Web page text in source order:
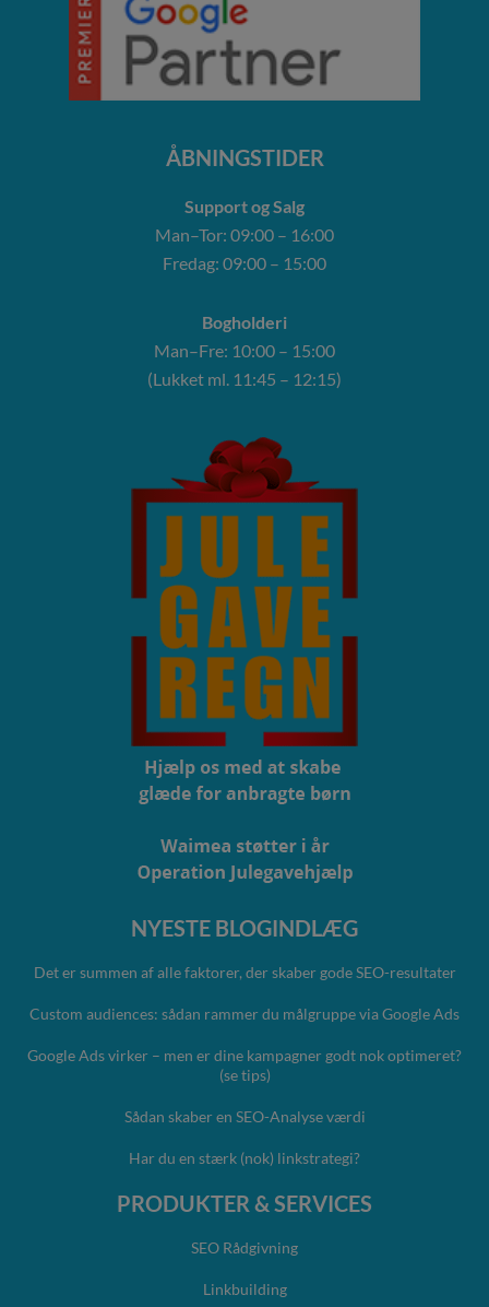
ÅBNINGSTIDER
Support og Salg
Man–Tor: 09:00 – 16:00
Fredag: 09:00 – 15:00
Bogholderi
Man–Fre: 10:00 – 15:00
(Lukket ml. 11:45 – 12:15)
NYESTE BLOGINDLÆG
Det er summen af alle faktorer, der skaber gode SEO-resultater
Custom audiences: sådan rammer du målgruppe via Google Ads
Google Ads virker – men er dine kampagner godt nok optimeret?
(se tips)
Sådan skaber en SEO-Analyse værdi
Har du en stærk (nok) linkstrategi?
PRODUKTER & SERVICES
SEO Rådgivning
Linkbuilding